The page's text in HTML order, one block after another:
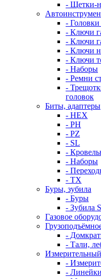
- Щетки-
-
- Ключи
- Ключи
- Ключи
- Ключи
- Наборы
- Ремни
-
головок
Биты, адаптеры
- HEX
- PH
- PZ
- SL
-
- Наборы
-
- ТX
Буры, зубила
- Буры
- Зубила
Газовое
-
- Тали,
-
-